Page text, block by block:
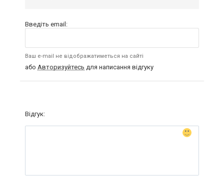
Введіть email:
Ваш e-mail не відображатиметься на сайті
або Авторизуйтесь для написання відгуку
Відгук: